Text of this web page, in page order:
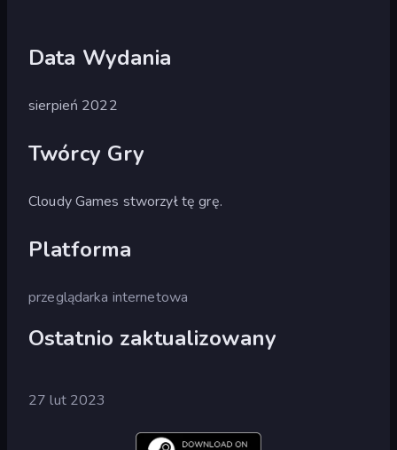
Data Wydania
sierpień 2022
Twórcy Gry
Cloudy Games stworzył tę grę.
Platforma
przeglądarka internetowa
Ostatnio zaktualizowany
27 lut 2023